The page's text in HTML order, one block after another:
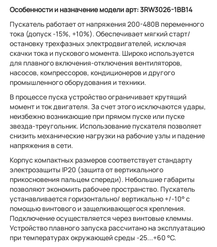
Особенности и назначениемодели арт: 3RW3026-1BB14
Пускатель работает от напряжения 200-480В переменного
тока (допуск -15%, +10%). Обеспечивает мягкий старт/
остановку трехфазных электродвигателей, исключая
скачки тока и пускового момента. Широко используется
для плавного включения-отключения вентиляторов,
насосов, компрессоров, кондиционеров и другого
промышленного оборудования и техники.
В процессе пуска устройство ограничивает крутящий
момент и ток двигателя. За счет этого исключаются удары,
неизбежно возникающие при прямом пуске или пуске
звезда-треугольник. Использование пускателя позволяет
снизить механические нагрузки на рабочие узлы и падение
напряжения в сети.
Корпус компактных размеров соответствует стандарту
электрозащиты IP20 (защита от вертикального
прикосновения пальцем спереди). Небольшие габариты
позволяют экономить рабочее пространство. Пускатель
устанавливается горизонтально/ вертикально +/-10° с
помощью винтового и защелкивающегося крепления.
Подключение осуществляется через винтовые клеммы.
Устройство плавного запуска рассчитано на эксплуатацию
при температурах окружающей среды -25...+60 °C.